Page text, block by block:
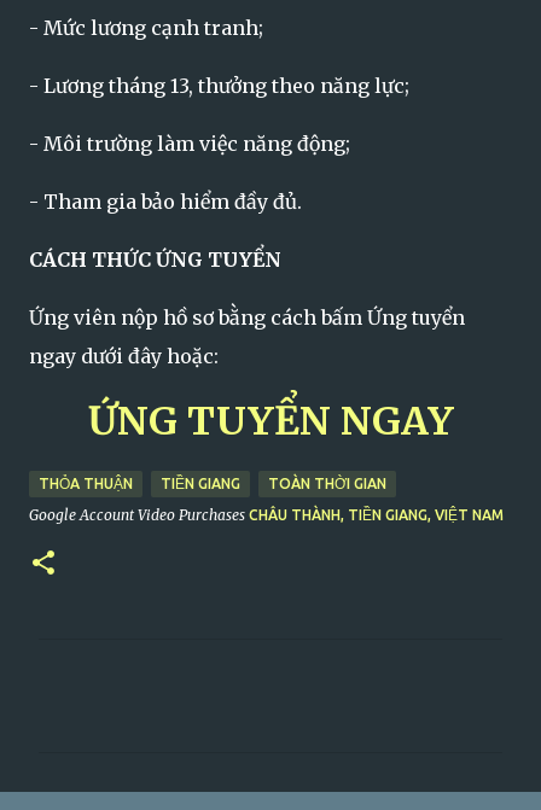
- Mức lương cạnh tranh;
- Lương tháng 13, thưởng theo năng lực;
- Môi trường làm việc năng động;
- Tham gia bảo hiểm đầy đủ.
CÁCH THỨC ỨNG TUYỂN
Ứng viên nộp hồ sơ bằng cách bấm Ứng tuyển
ngay dưới đây hoặc:
ỨNG TUYỂN NGAY
THỎA THUẬN TIỀN GIANG TOÀN THỜI GIAN
Google Account Video Purchases CHÂU THÀNH, TIỀN GIANG, VIỆT NAM